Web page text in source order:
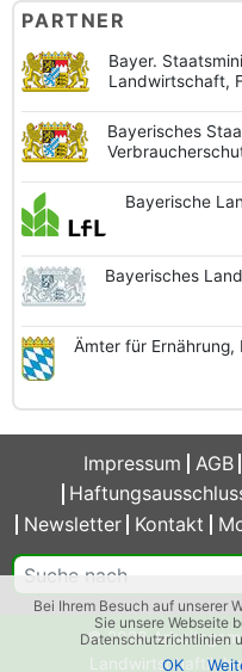
PARTNER
Bayer.
Landwirtschaft,
Bayerisches
Bayerische
Bayerisches
Ämter für Ernährung,
Impressum AGB
Newsletter
Kontakt
© 2026
Bei Ihrem Besuch auf unserer
Sie unsere Webseite
Datenschutzrichtlinien
OK